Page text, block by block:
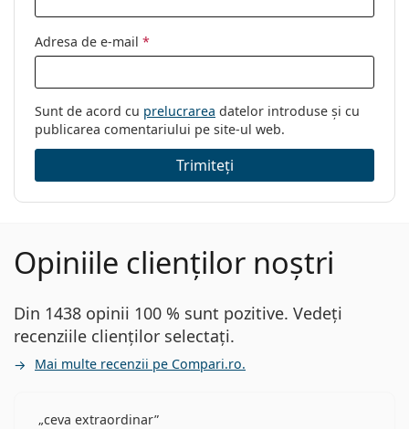
Adresa de e-mail *
Sunt de acord cu prelucrarea datelor introduse și cu
publicarea comentariului pe site-ul web.
Trimiteți
Opiniile clienților noștri
Din 1438 opinii 100 % sunt pozitive. Vedeți
recenziile clienților selectați.
Mai multe recenzii pe Compari.ro.
ceva extraordinar